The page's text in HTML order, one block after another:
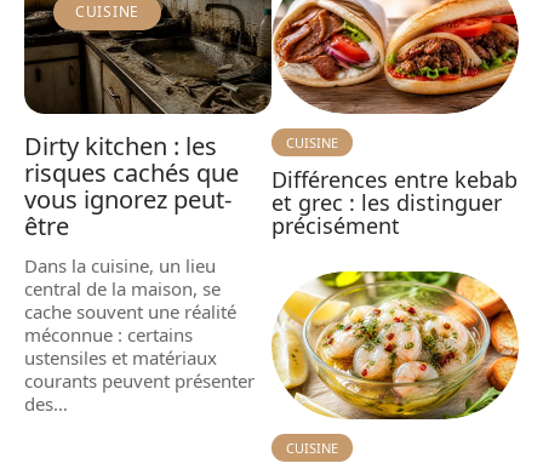
CUISINE
Dirty kitchen : les
risques cachés que
vous ignorez peut-
être
Dans la cuisine, un lieu
central de la maison, se
cache souvent une réalité
méconnue : certains
ustensiles et matériaux
courants peuvent présenter
des…
CUISINE
Différences entre kebab
et grec : les distinguer
précisément
CUISINE